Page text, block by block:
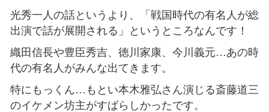
光秀一人の話というより、「戦国時代の有名人が総
出演で話が展開される」というところなんです！
織田信長や豊臣秀吉、徳川家康、今川義元…あの時
代の有名人がみんな出てきます。
特にもっくん…もとい本木雅弘さん演じる斎藤道三
のイケメン坊主がすばらしかったです。